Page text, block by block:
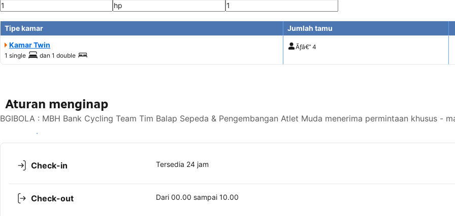
Tipe kamar
Jumlah tamu
Kamar Twin
1 single dan 1 double
Ãƒâ€” 4
Aturan menginap
BGIBOLA : MBH Bank Cycling Team Tim Balap Sepeda & Pengembangan Atlet Muda menerima permintaan khusus -
Lihat ketersediaan
Check-in Tersedia 24 jam
Check-out Dari 00.00 sampai 10.00